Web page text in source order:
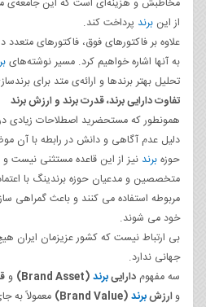
مخاطبش و هزینه‌ای است که این جامعه‌ی
از این برند پرداخت کند.
علاوه بر فاکتورهای فوق، فاکتورهای
به آنها اشاره خواهیم کرد. مسیر نوشته‌های
تحلیل بهتر برندها و ارائه‌ی متد برای
تفاوتدارایی برند، قدرت برند و ارزش برند
همونطور که مستحضرید اصطلاحات زیادی
دلیل عدم آگاهی و دانش در رابطه با آن
حوزهبرند نیز از این قاعده مستثنی نیست
متخصصین و مدعیان حوزه برندینگ با
مربوطه استفاده می کنند و باعث گمراهی
خود می شوند.
بی ارتباط نیست که کشور عزیزمان ایران
جهانی ندارد.
سه مفهوم داراییبرند(Brand Asset) و
وارزشبرند(Brand Value)
معمولاً به